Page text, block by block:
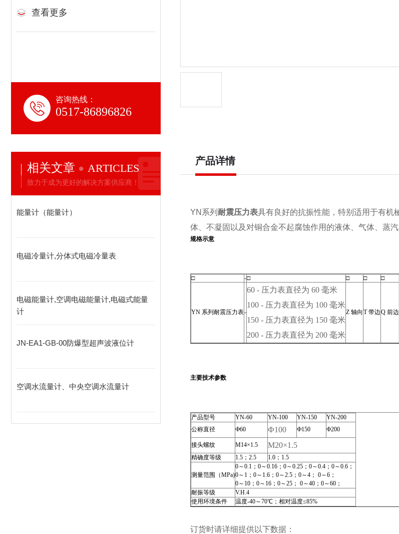
查看更多
咨询热线：
0517-86896826
相关文章 ARTICLES
致力于成为更好的解决方案供应商！
能量计（能量计）
电磁冷量计,分体式电磁冷量表
电磁能量计,空调电磁能量计,电磁式能量
计
JN-EA1-GB-00防爆型超声波液位计
空调水流量计、中央空调水流量计
产品详情
YN系列 耐震压力表具有良好的抗振性能，特别适用于有机
体、不凝固以及对铜合金不起腐蚀作用的液体、气体、蒸汽
规格示意
□ -□ □ □ □
YN 系列耐震压力表-
60 - 压力表直径为 60 毫米
100 - 压力表直径为 100 毫米
150 - 压力表直径为 150 毫米
200 - 压力表直径为 200 毫米
Z 轴向 T 带边Q 前边
主要技术参数
产品型号 YN-60 YN-100 YN-150
YN-200
公称直径
Ф60 Ф100 Ф150 Ф200
接头螺纹 M14×1.5 M20×1.5
精确度等级 1.5；2.5 1.0；1.5
测量范围（MPa)
0～0.1；0～0.16；0～0.25；0～0.4；0～0.6；
0～1；0～1.6；0～2.5；0～4； 0～6；
0～10；0～16；0～25； 0～40；0～60；
耐振等级
V.H.4
使用环境条件
温度-40～70℃；相对温度≤85%
订货时请详细提供以下数据：